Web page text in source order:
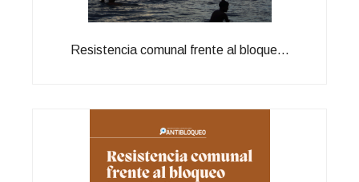
Resistencia comunal frente al bloque...